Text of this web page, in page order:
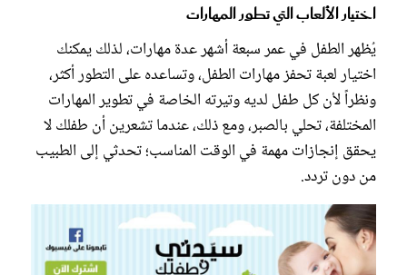
اختيار الألعاب التي تطور المهارات
يُظهر الطفل في عمر سبعة أشهر عدة مهارات، لذلك يمكنك
اختيار لعبة تحفز مهارات الطفل، وتساعده على التطور أكثر،
ونظراً لأن كل طفل لديه وتيرته الخاصة في تطوير المهارات
المختلفة، تحلي بالصبر، ومع ذلك، عندما تشعرين أن طفلك لا
يحقق إنجازات مهمة في الوقت المناسب؛ تحدثي إلى الطبيب
من دون تردد.